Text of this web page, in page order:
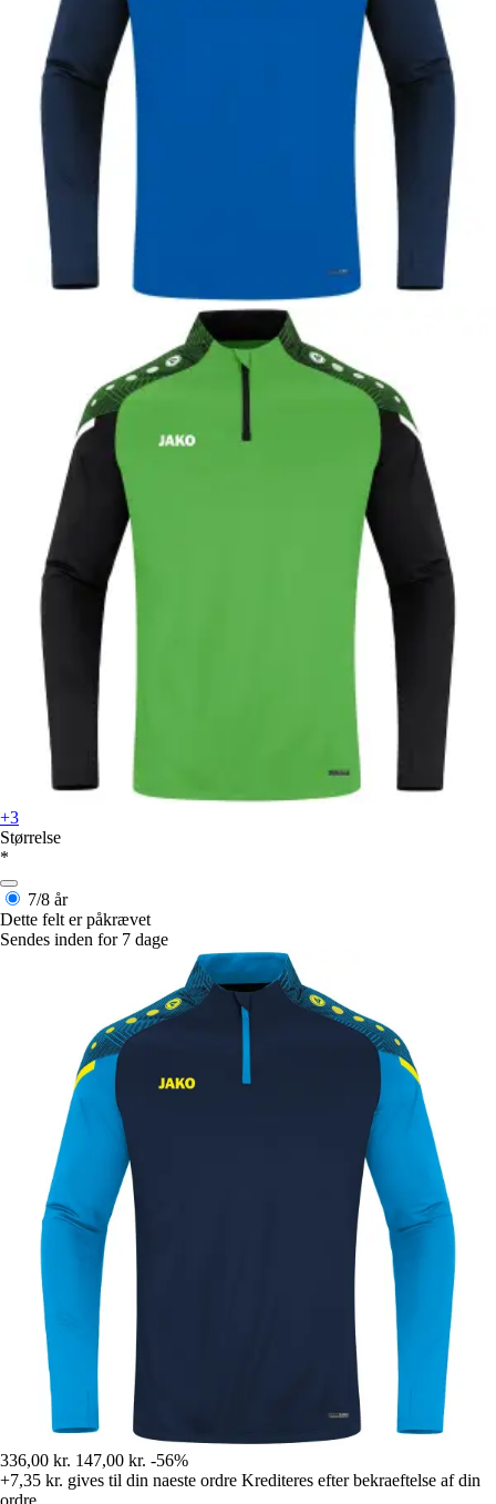
+3
Størrelse
*
7/8 år
Dette felt er påkrævet
Sendes inden for 7 dage
336,00 kr. 147,00 kr. -56%
+7,35 kr. gives til din naeste ordre Krediteres efter bekraeftelse af din
ordre